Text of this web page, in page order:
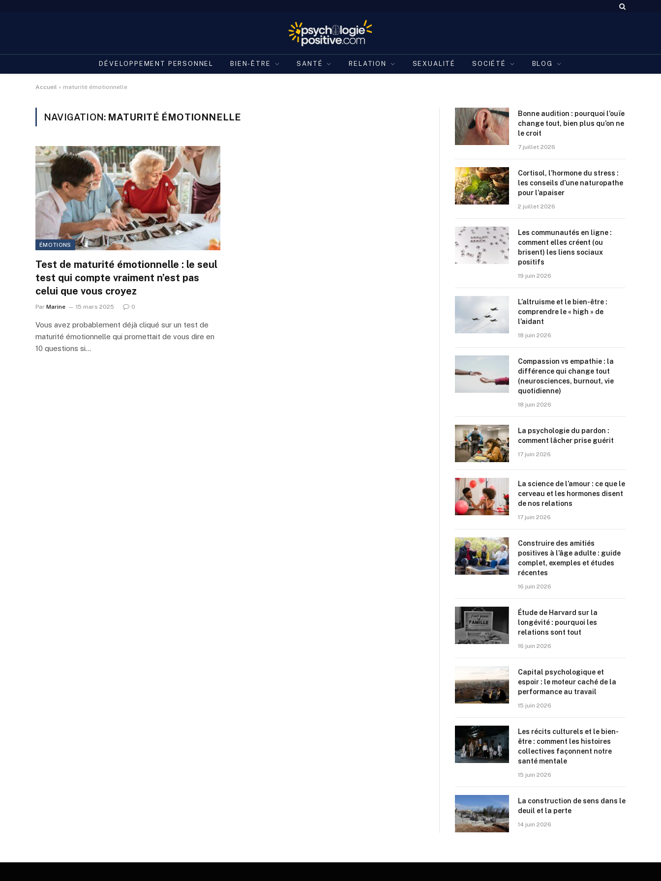
DÉVELOPPEMENT PERSONNEL BIEN-ÊTRE SANTÉ RELATION SEXUALITÉ SOCIÉTÉ BLOG
Accueil » maturité émotionnelle
NAVIGATION: MATURITÉ ÉMOTIONNELLE
ÉMOTIONS
Test de maturité émotionnelle : le seul
test qui compte vraiment n’est pas
celui que vous croyez
Par Marine 15 mars 2025 0
Vous avez probablement déjà cliqué sur un test de
maturité émotionnelle qui promettait de vous dire en
10 questions si…
Bonne audition : pourquoi l’ouïe
change tout, bien plus qu’on ne
le croit
7 juillet 2026
Cortisol, l’hormone du stress :
les conseils d’une naturopathe
pour l’apaiser
2 juillet 2026
Les communautés en ligne :
comment elles créent (ou
brisent) les liens sociaux
positifs
19 juin 2026
L’altruisme et le bien-être :
comprendre le « high » de
l’aidant
18 juin 2026
Compassion vs empathie : la
différence qui change tout
(neurosciences, burnout, vie
quotidienne)
18 juin 2026
La psychologie du pardon :
comment lâcher prise guérit
17 juin 2026
La science de l’amour : ce que le
cerveau et les hormones disent
de nos relations
17 juin 2026
Construire des amitiés
positives à l’âge adulte : guide
complet, exemples et études
récentes
16 juin 2026
Étude de Harvard sur la
longévité : pourquoi les
relations sont tout
16 juin 2026
Capital psychologique et
espoir : le moteur caché de la
performance au travail
15 juin 2026
Les récits culturels et le bien-
être : comment les histoires
collectives façonnent notre
santé mentale
15 juin 2026
La construction de sens dans le
deuil et la perte
14 juin 2026